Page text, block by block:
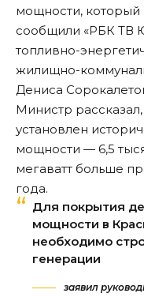
мощности, который
сообщили «РБК ТВ
топливно-
жилищно-
Дениса
Министр
установлен
мощности — 6,5
мегаватт больше
года.
Для покрытия
мощности в
необходимо
генерации
заявил